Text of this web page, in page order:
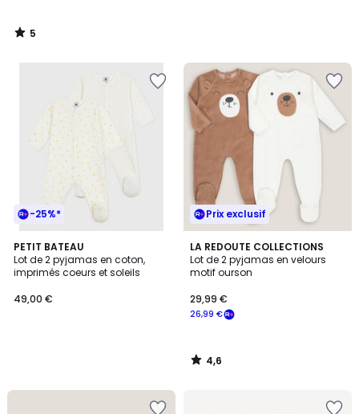
5
/
-25%*
PETIT BATEAU
Lot de 2 pyjamas en coton,
imprimés coeurs et soleils
49,00 €
Prix exclusif
LA REDOUTE COLLECTIONS
Lot de 2 pyjamas en velours
motif ourson
26,99 €
29,99 €
4,6
/ 5
4,6
/